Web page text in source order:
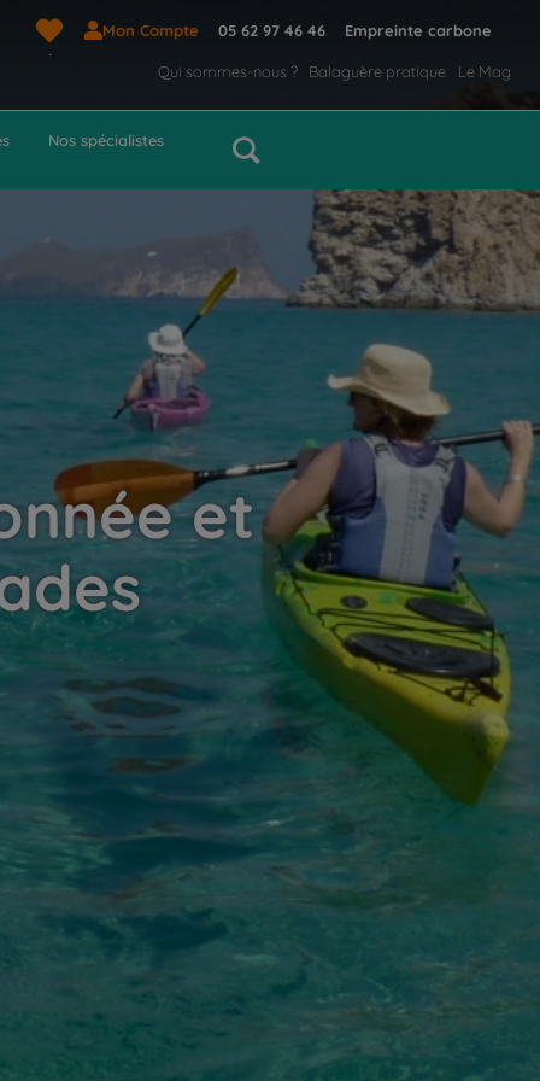
Mon Compte 05 62 97 46 46 Empreinte carbone
Qui sommes-nous ? Balaguère pratique Le Mag
Nos spécialistes
et